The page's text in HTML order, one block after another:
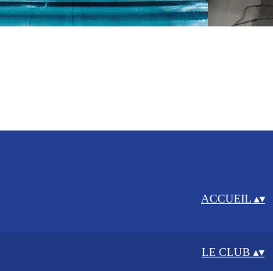
ACCUEIL ▴▾
LE CLUB ▴▾